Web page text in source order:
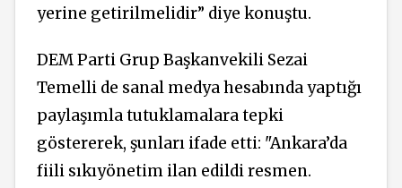
yerine getirilmelidir” diye konuştu.
DEM Parti Grup Başkanvekili Sezai
Temelli de sanal medya hesabında yaptığı
paylaşımla tutuklamalara tepki
göstererek, şunları ifade etti: "Ankara’da
fiili sıkıyönetim ilan edildi resmen.